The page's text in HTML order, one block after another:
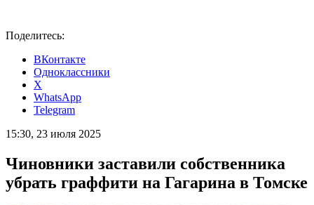
Поделитесь:
ВКонтакте
Одноклассники
X
WhatsApp
Telegram
15:30, 23 июля 2025
Чиновники заставили собственника
убрать граффити на Гагарина в Томске